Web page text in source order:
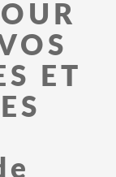
ET